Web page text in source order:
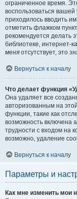
ограниченное время.
воспользоваться
приходилось вводить
отметить флажком пункт
рекомендуется делать
библиотеке, интернет-
меня отсутствует, это
Вернуться к началу
Что делает функция
Она удаляет все
авторизованным на
функции, такие как
возможность включена
трудности с входом на
возможно, удаление
Вернуться к началу
Параметры и
Как мне изменить мои